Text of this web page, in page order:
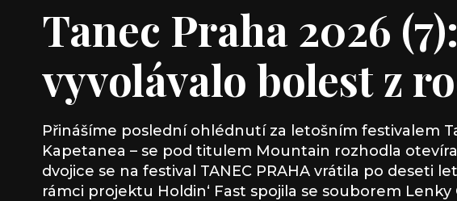
Tanec Praha 2026
vyvolávalo bolest z
Přinášíme poslední ohlédnutí za letošním festivalem
Kapetanea – se pod titulem Mountain rozhodla
dvojice se na festival TANEC PRAHA vrátila po
rámci projektu Holdin‘ Fast spojila se souborem